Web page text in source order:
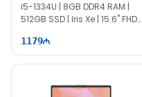
i5-1334U | 8GB DDR4 RAM |
512GB SSD | Iris Xe | 15.6" FHD |
1179